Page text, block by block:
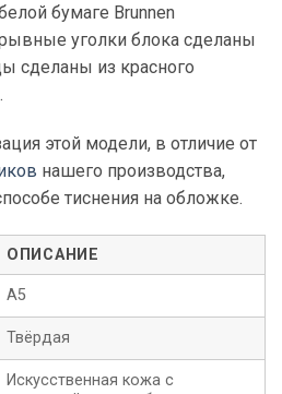
бумаге Brunnen
уголки блока сделаны
сделаны из красного
этой модели, в отличие от
нашего производства,
тиснения на обложке.
ОПИСАНИЕ
А5
Твёрдая
Искусственная кожа с